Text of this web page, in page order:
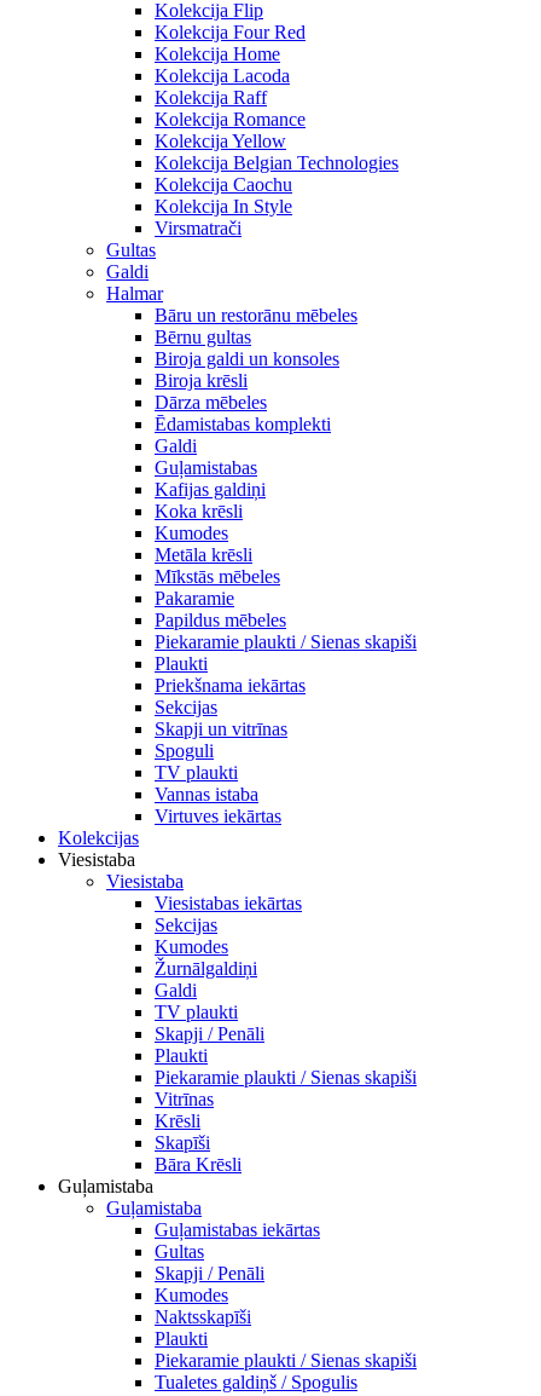
Kolekcija Flip
Kolekcija Four Red
Kolekcija Home
Kolekcija Lacoda
Kolekcija Raff
Kolekcija Romance
Kolekcija Yellow
Kolekcija Belgian Technologies
Kolekcija Caochu
Kolekcija In Style
Virsmatrači
Gultas
Galdi
Halmar
Bāru un restorānu mēbeles
Bērnu gultas
Biroja galdi un konsoles
Biroja krēsli
Dārza mēbeles
Ēdamistabas komplekti
Galdi
Guļamistabas
Kafijas galdiņi
Koka krēsli
Kumodes
Metāla krēsli
Mīkstās mēbeles
Pakaramie
Papildus mēbeles
Piekaramie plaukti / Sienas skapiši
Plaukti
Priekšnama iekārtas
Sekcijas
Skapji un vitrīnas
Spoguli
TV plaukti
Vannas istaba
Virtuves iekārtas
Kolekcijas
Viesistaba
Viesistaba
Viesistabas iekārtas
Sekcijas
Kumodes
Žurnālgaldiņi
Galdi
TV plaukti
Skapji / Penāli
Plaukti
Piekaramie plaukti / Sienas skapiši
Vitrīnas
Krēsli
Skapīši
Bāra Krēsli
Guļamistaba
Guļamistaba
Guļamistabas iekārtas
Gultas
Skapji / Penāli
Kumodes
Naktsskapīši
Plaukti
Piekaramie plaukti / Sienas skapiši
Tualetes galdiņš / Spogulis